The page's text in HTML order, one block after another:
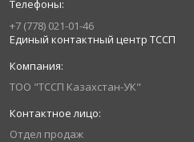
+7 (778) 021-01-46
Единый контактный центр ТССП
ТОО "ТССП Казахстан-УК"
Отдел продаж